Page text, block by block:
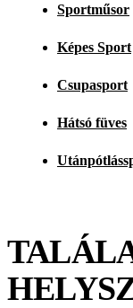
Sportműsor
Képes Sport
Csupasport
Hátsó füves